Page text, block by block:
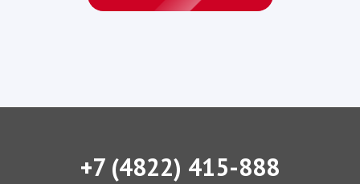
+7 (4822) 415-888